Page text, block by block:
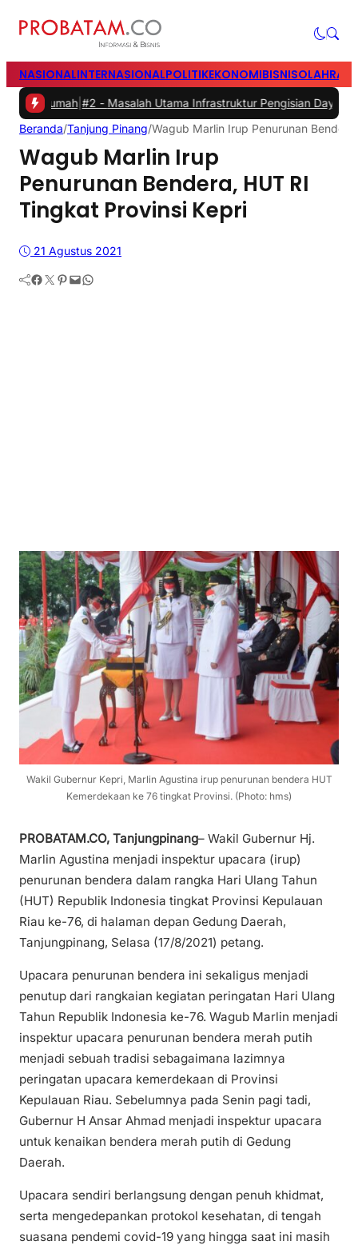
NASIONALINTERNASIONALPOLITIKEKONOMIBISNIS
|#2 -Masalah Utama Infrastruktur Pengisian Daya untuk Mobil
Beranda/Tanjung Pinang/Wagub Marlin Irup Penurunan
Wagub Marlin Irup
Penurunan Bendera, HUT RI
Tingkat Provinsi Kepri
21 Agustus 2021
Facebook Twitter Pinterest Mail WhatsApp
Wakil Gubernur Kepri, Marlin Agustina irup penurunan bendera HUT
Kemerdekaan ke 76 tingkat Provinsi. (Photo: hms)
PROBATAM.CO, Tanjungpinang– Wakil Gubernur Hj.
Marlin Agustina menjadi inspektur upacara (irup)
penurunan bendera dalam rangka Hari Ulang Tahun
(HUT) Republik Indonesia tingkat Provinsi Kepulauan
Riau ke-76, di halaman depan Gedung Daerah,
Tanjungpinang, Selasa (17/8/2021) petang.
Upacara penurunan bendera ini sekaligus menjadi
penutup dari rangkaian kegiatan peringatan Hari Ulang
Tahun Republik Indonesia ke-76. Wagub Marlin menjadi
inspektur upacara penurunan bendera merah putih
menjadi sebuah tradisi sebagaimana lazimnya
peringatan upacara kemerdekaan di Provinsi
Kepulauan Riau. Sebelumnya pada Senin pagi tadi,
Gubernur H Ansar Ahmad menjadi inspektur upacara
untuk kenaikan bendera merah putih di Gedung
Daerah.
Upacara sendiri berlangsung dengan penuh khidmat,
serta mengedepankan protokol kesehatan, di tengah
suasana pendemi covid-19 yang hingga saat ini masih